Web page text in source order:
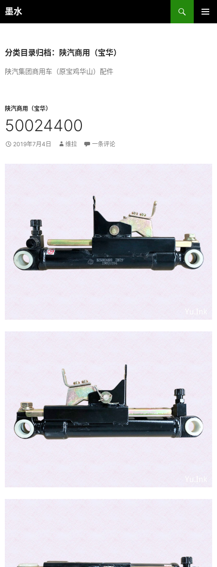
跳
至
墨水
搜
索
分类目录归档：陕汽商用（宝华）
陕汽集团商用车（原宝鸡华山）配件
陕汽商用（宝华）
50024400
2019年7月4日 维拉 一条评论